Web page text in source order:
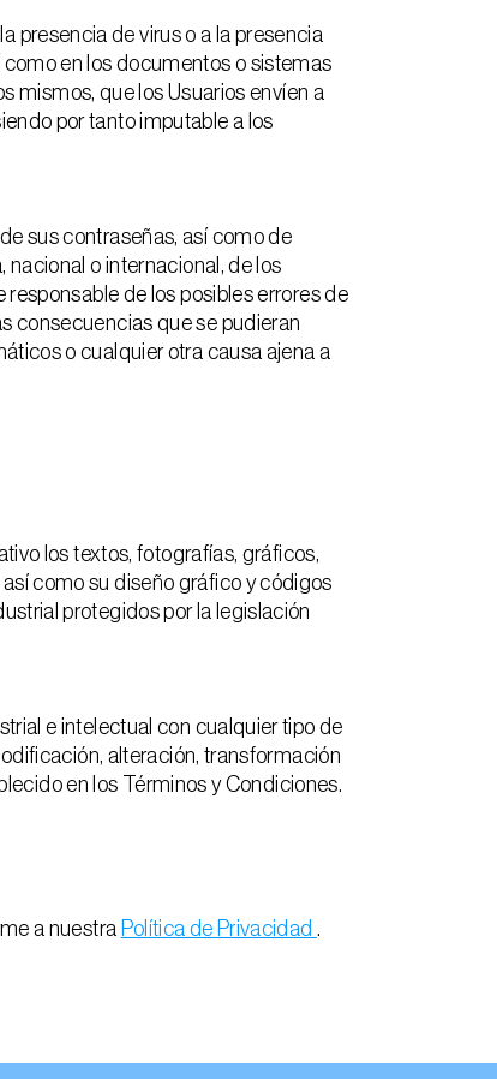
presencia de virus o a la presencia
en los documentos o sistemas
mismos, que los Usuarios envíen a
por tanto imputable a los
sus contraseñas, así como de
o internacional, de los
de los posibles errores de
consecuencias que se pudieran
o cualquier otra causa ajena a
los textos, fotografías, gráficos,
como su diseño gráfico y códigos
protegidos por la legislación
e intelectual con cualquier tipo de
alteración, transformación
en los Términos y Condiciones.
a nuestra Política de Privacidad .